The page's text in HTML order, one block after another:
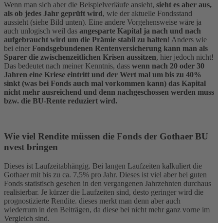
Wenn man sich aber die Beispielverläufe ansieht, sieht es aber aus,
als ob jedes Jahr geprüft wird, wie der aktuelle Fondsstand
aussieht (siehe Bild unten). Eine andere Vorgehensweise wäre ja
auch unlogisch weil das angesparte Kapital ja nach und nach
aufgebraucht wird um die Prämie stabil zu halten! Anders wie
bei einer Fondsgebundenen Rentenversicherung kann man als
Sparer die zwischenzeitlichen Krisen aussitzen, hier jedoch nicht!
Das bedeutet nach meiner Kenntnis, dass wenn nach 20 oder 30
Jahren eine Kriese eintritt und der Wert mal um bis zu 40%
sinkt (was bei Fonds auch mal vorkommen kann) das Kapital
nicht mehr ausreichend und denn nachgeschossen werden muss
bzw. die BU-Rente reduziert wird.
Wie viel Rendite müssen die Fonds der Gothaer BU
nvest bringen
Dieses ist Laufzeitabhängig. Bei langen Laufzeiten kalkuliert die
Gothaer mit bis zu ca. 7,5% pro Jahr. Dieses ist viel aber bei guten
Fonds statistisch gesehen in den vergangenen Jahrzehnten durchaus
realisierbar. Je kürzer die Laufzeiten sind, desto geringer wird die
prognostizierte Rendite. dieses merkt man denn aber auch
wiederrum in den Beiträgen, da diese bei nicht mehr ganz vorne im
Vergleich sind.